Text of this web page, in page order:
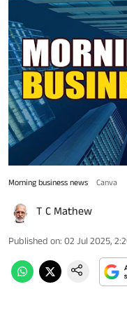
Morning business news Canva
T C Mathew
Published on: 02 Jul 2025,